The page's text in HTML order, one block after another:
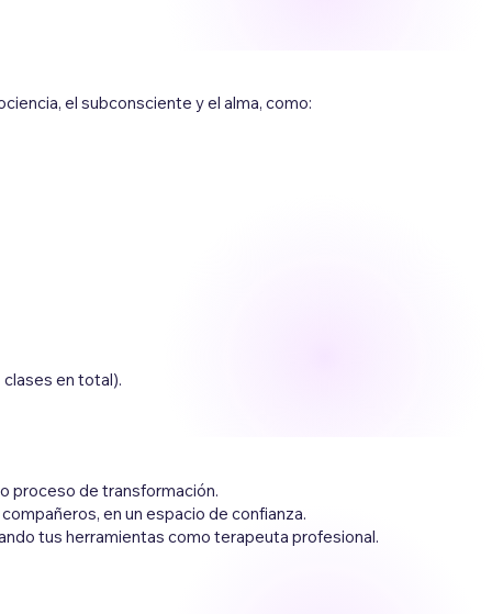
el subconsciente y el alma, como:
en total).
proceso de transformación.
en un espacio de confianza.
tus herramientas como terapeuta profesional.